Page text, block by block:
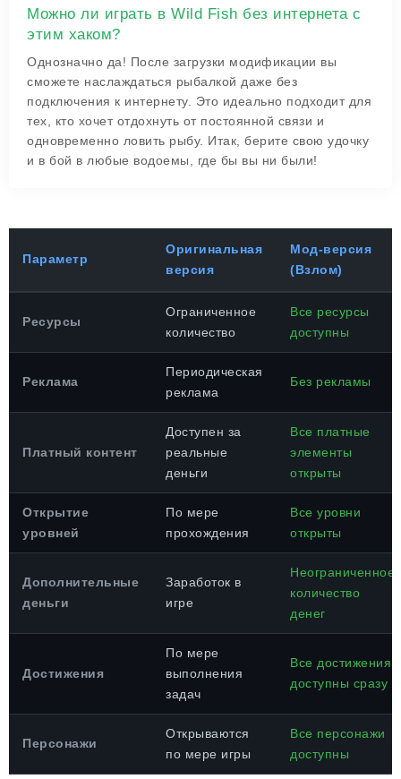
Можно ли играть в Wild Fish без интернета с
этим хаком?
Однозначно да! После загрузки модификации вы
сможете наслаждаться рыбалкой даже без
подключения к интернету. Это идеально подходит для
тех, кто хочет отдохнуть от постоянной связи и
одновременно ловить рыбу. Итак, берите свою удочку
и в бой в любые водоемы, где бы вы ни были!
Параметр
Оригинальная
версия
Мод-версия
(Взлом)
Ресурсы
Ограниченное
количество
Все ресурсы
доступны
Реклама
Периодическая
реклама
Без рекламы
Платный контент
Доступен за
реальные
деньги
Все платные
элементы
открыты
Открытие
уровней
По мере
прохождения
Все уровни
открыты
Дополнительные
деньги
Заработок в
игре
Неограниченное
количество
денег
Достижения
По мере
выполнения
задач
Все достижения
доступны сразу
Персонажи
Открываются
по мере игры
Все персонажи
доступны